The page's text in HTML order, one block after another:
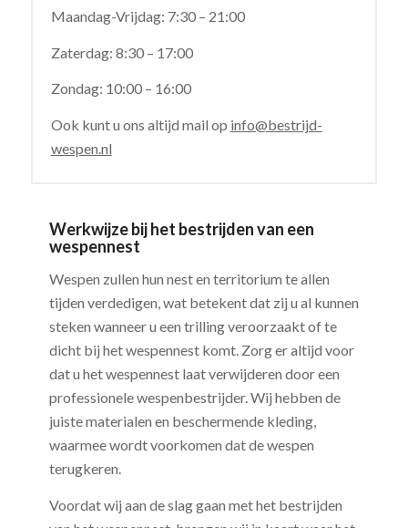
Maandag-Vrijdag: 7:30 – 21:00
Zaterdag: 8:30 – 17:00
Zondag: 10:00 – 16:00
Ook kunt u ons altijd mail op info@bestrijd-
wespen.nl
Werkwijze bij het bestrijden van een
wespennest
Wespen zullen hun nest en territorium te allen
tijden verdedigen, wat betekent dat zij u al kunnen
steken wanneer u een trilling veroorzaakt of te
dicht bij het wespennest komt. Zorg er altijd voor
dat u het wespennest laat verwijderen door een
professionele wespenbestrijder. Wij hebben de
juiste materialen en beschermende kleding,
waarmee wordt voorkomen dat de wespen
terugkeren.
Voordat wij aan de slag gaan met het bestrijden